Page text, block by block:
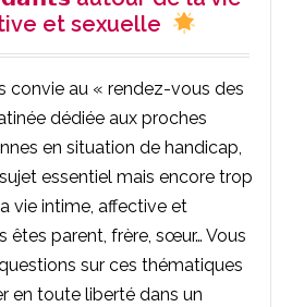
et sexuelle
convie au « rendez-vous des
dédiée aux proches
en situation de handicap,
essentiel mais encore trop
vie intime, affective et
êtes parent, frère, sœur… Vous
sur ces thématiques
en toute liberté dans un